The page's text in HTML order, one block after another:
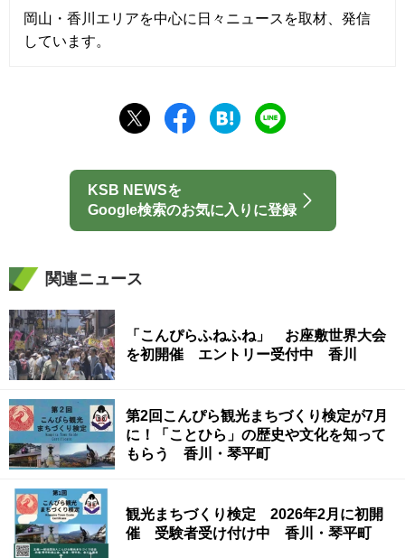
岡山・香川エリアを中心に日々ニュースを取材、発信
しています。
KSB NEWSを
Google検索のお気に入りに登録
関連ニュース
「こんぴらふねふね」 お座敷世界大会
を初開催 エントリー受付中 香川
第2回こんぴら観光まちづくり検定が7月
に！「ことひら」の歴史や文化を知って
もらう 香川・琴平町
観光まちづくり検定 2026年2月に初開
催 受験者受け付け中 香川・琴平町